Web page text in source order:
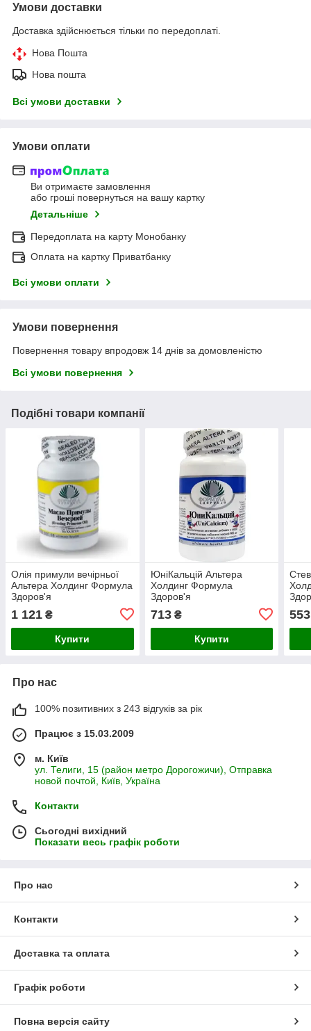
Умови доставки
Доставка здійснюється тільки по передоплаті.
Нова Пошта
Нова пошта
Всі умови доставки
Умови оплати
Ви отримаєте замовлення
або гроші повернуться на вашу картку
Детальніше
Передоплата на карту Монобанку
Оплата на картку Приватбанку
Всі умови оплати
Умови повернення
Повернення товару впродовж 14 днів за домовленістю
Всі умови повернення
Подібні товари компанії
Олія примули вечірньої
Альтера Холдинг Формула
Здоров'я
1 121 ₴
Купити
ЮніКальцій Альтера
Холдинг Формула
Здоров'я
713₴
Купити
553
Про нас
100% позитивних з 243 відгуків за рік
Працює з 15.03.2009
м. Київ
ул. Телиги, 15 (район метро Дорогожичи), Отправка
новой почтой, Київ, Україна
Контакти
Сьогодні вихідний
Показати весь графік роботи
Про нас
Контакти
Доставка та оплата
Графік роботи
Повна версія сайту